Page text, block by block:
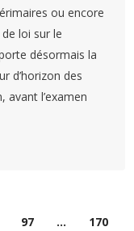
ou encore
loi sur le
désormais la
d’horizon des
avant l’examen
97 … 170